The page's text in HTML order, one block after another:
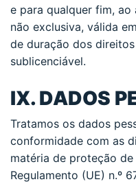
e para qualquer fim,
não exclusiva, válida
de duração dos
sublicenciável.
IX. DADOS
Tratamos os dados
conformidade com as
matéria de proteção
Regulamento (UE) n.º